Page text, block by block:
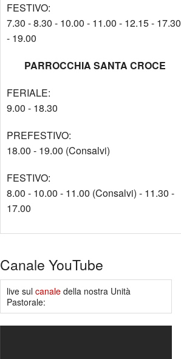
FESTIVO:
7.30 - 8.30 - 10.00 - 11.00 - 12.15 - 17.30
- 19.00
PARROCCHIA SANTA CROCE
FERIALE:
9.00 - 18.30
PREFESTIVO:
18.00 - 19.00 (Consalvi)
FESTIVO:
8.00 - 10.00 - 11.00 (Consalvi) - 11.30 -
17.00
Canale YouTube
live sul canaledella nostra Unità
Pastorale: